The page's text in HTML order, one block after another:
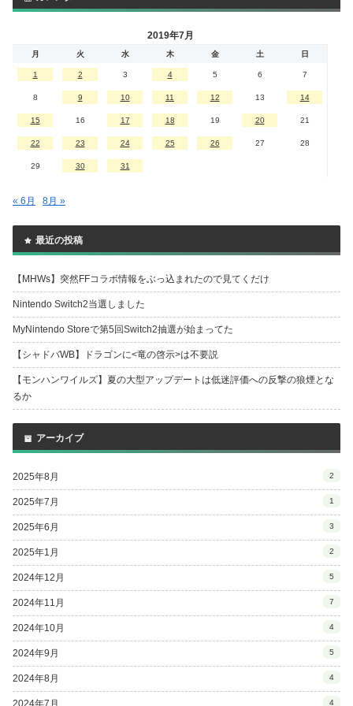
2019年7月
月 火 水 木 金 土 日
1 2 3 4 5 6 7
8 9 10 11 12 13 14
15 16 17 18 19 20 21
22 23 24 25 26 27 28
29 30 31
« 6月 8月 »
最近の投稿
【MHWs】突然FFコラボ情報をぶっ込まれたので見てくだけ
Nintendo Switch2当選しました
MyNintendo Storeで第5回Switch2抽選が始まってた
【シャドバWB】ドラゴンに<竜の啓示>は不要説
【モンハンワイルズ】夏の大型アップデートは低迷評価への反撃の狼煙とな
るか
アーカイブ
2025年8月 2
2025年7月 1
2025年6月 3
2025年1月 2
2024年12月 5
2024年11月 7
2024年10月 4
2024年9月 5
2024年8月 4
2024年7月 4